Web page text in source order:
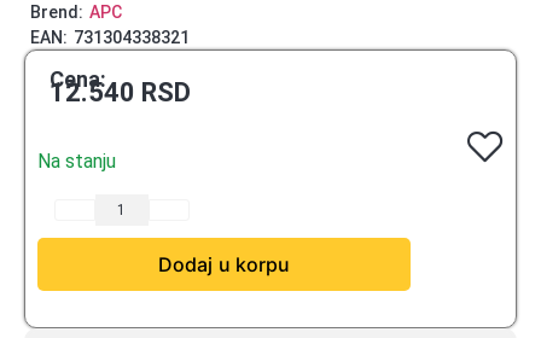
Brend: APC
EAN: 731304338321
Cena:
12.540 RSD
Na stanju
Dodaj u korpu